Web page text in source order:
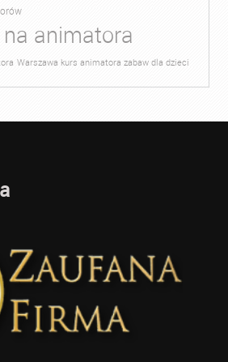
animatora
Warszawa kurs animatora zabaw dla dzieci